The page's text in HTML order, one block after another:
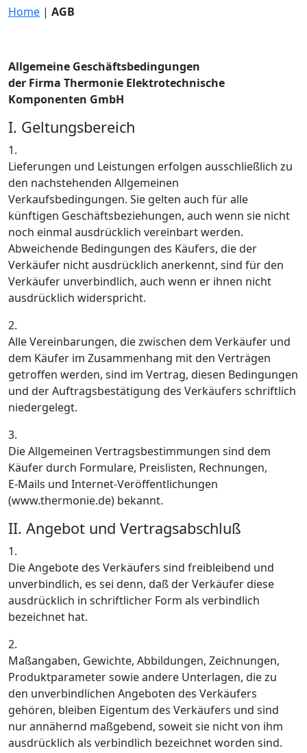
Home | AGB
Allgemeine Geschäftsbedingungen
der Firma Thermonie Elektrotechnische
Komponenten GmbH
I. Geltungsbereich
1.
Lieferungen und Leistungen erfolgen ausschließlich zu
den nachstehenden Allgemeinen
Verkaufsbedingungen. Sie gelten auch für alle
künftigen Geschäftsbeziehungen, auch wenn sie nicht
noch einmal ausdrücklich vereinbart werden.
Abweichende Bedingungen des Käufers, die der
Verkäufer nicht ausdrücklich anerkennt, sind für den
Verkäufer unverbindlich, auch wenn er ihnen nicht
ausdrücklich widerspricht.
2.
Alle Vereinbarungen, die zwischen dem Verkäufer und
dem Käufer im Zusammenhang mit den Verträgen
getroffen werden, sind im Vertrag, diesen Bedingungen
und der Auftragsbestätigung des Verkäufers schriftlich
niedergelegt.
3.
Die Allgemeinen Vertragsbestimmungen sind dem
Käufer durch Formulare, Preislisten, Rechnungen,
E-Mails und Internet-Veröffentlichungen
(www.thermonie.de) bekannt.
II. Angebot und Vertragsabschluß
1.
Die Angebote des Verkäufers sind freibleibend und
unverbindlich, es sei denn, daß der Verkäufer diese
ausdrücklich in schriftlicher Form als verbindlich
bezeichnet hat.
2.
Maßangaben, Gewichte, Abbildungen, Zeichnungen,
Produktparameter sowie andere Unterlagen, die zu
den unverbindlichen Angeboten des Verkäufers
gehören, bleiben Eigentum des Verkäufers und sind
nur annähernd maßgebend, soweit sie nicht von ihm
ausdrücklich als verbindlich bezeichnet worden sind.